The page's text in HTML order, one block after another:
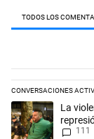
TODOS LOS
Todos los
CONVERSACIONES
Este listado
Un artículo de
La
111